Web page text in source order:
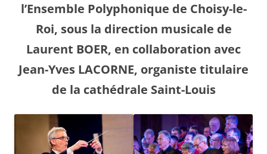
l’Ensemble Polyphonique de Choisy-le-
Roi, sous la direction musicale de
Laurent BOER, en collaboration avec
Jean-Yves LACORNE, organiste titulaire
de la cathédrale Saint-Louis